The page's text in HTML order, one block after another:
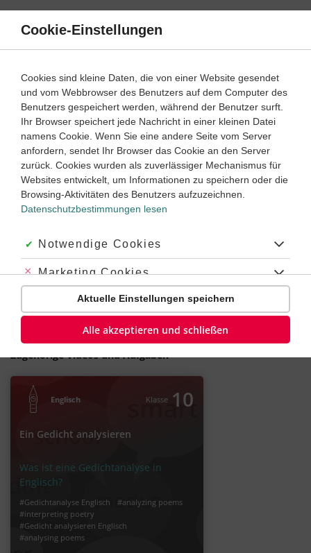
Direkt
Inhalt
Englisch 5. Klasse ‐ Abitur
Song / Lied
Songs(Lieder) gehören zu denlyrischen Texten. Sie sind wie
poems(Gedichte) in Versform geschrieben und weisen noch
weitere Gemeinsamkeiten mit ihnen auf.
Schlagworte
#Lyrik #Vers #Gedicht
Zugehörige Videos und Aufgaben
Englisch Klasse 10
Ein Gedicht analysieren
Was ist eine Gedichtanalyse in
Englisch?
#Gedichtanalyse Englisch
#analyzing poems
#interpreting poetry
#Gedicht analysieren Englisch
#analysing poems
Cookie-Einstellungen
Cookies sind kleine Daten, die von einer Website gesendet
und vom Webbrowser des Benutzers auf dem Computer des
Benutzers gespeichert werden, während der Benutzer surft.
Ihr Browser speichert jede Nachricht in einer kleinen Datei
namens Cookie. Wenn Sie eine andere Seite vom Server
anfordern, sendet Ihr Browser das Cookie an den Server
zurück. Cookies wurden als zuverlässiger Mechanismus für
Websites entwickelt, um Informationen zu speichern oder die
Browsing-Aktivitäten des Benutzers aufzuzeichnen.
Datenschutzbestimmungen lesen
Akzeptiert:
Notwendige Cookies
Abgelehnt:
Marketing Cookies
Abgelehnt:
Personalisierungs-Cookies
Aktuelle Einstellungen speichern
Alle akzeptieren und schließen